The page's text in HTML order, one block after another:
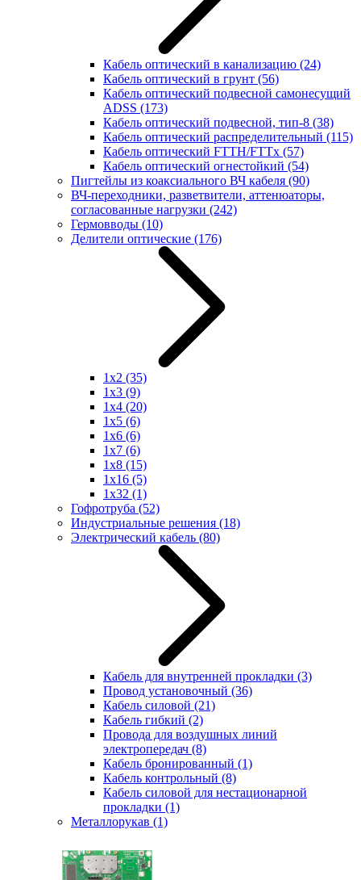
Кабель оптический в канализацию (24)
Кабель оптический в грунт (56)
Кабель оптический подвесной самонесущий
ADSS (173)
Кабель оптический подвесной, тип-8 (38)
Кабель оптический распределительный (115)
Кабель оптический FTTH/FTTx (57)
Кабель оптический огнестойкий (54)
Пигтейлы из коаксиального ВЧ кабеля (90)
ВЧ-переходники, разветвители, аттенюаторы,
согласованные нагрузки (242)
Гермовводы (10)
Делители оптические (176)
1x2 (35)
1x3 (9)
1x4 (20)
1x5 (6)
1x6 (6)
1x7 (6)
1x8 (15)
1x16 (5)
1x32 (1)
Гофротруба (52)
Индустриальные решения (18)
Электрический кабель (80)
Кабель для внутренней прокладки (3)
Провод установочный (36)
Кабель силовой (21)
Кабель гибкий (2)
Провода для воздушных линий
электропередач (8)
Кабель бронированный (1)
Кабель контрольный (8)
Кабель силовой для нестационарной
прокладки (1)
Металлорукав (1)